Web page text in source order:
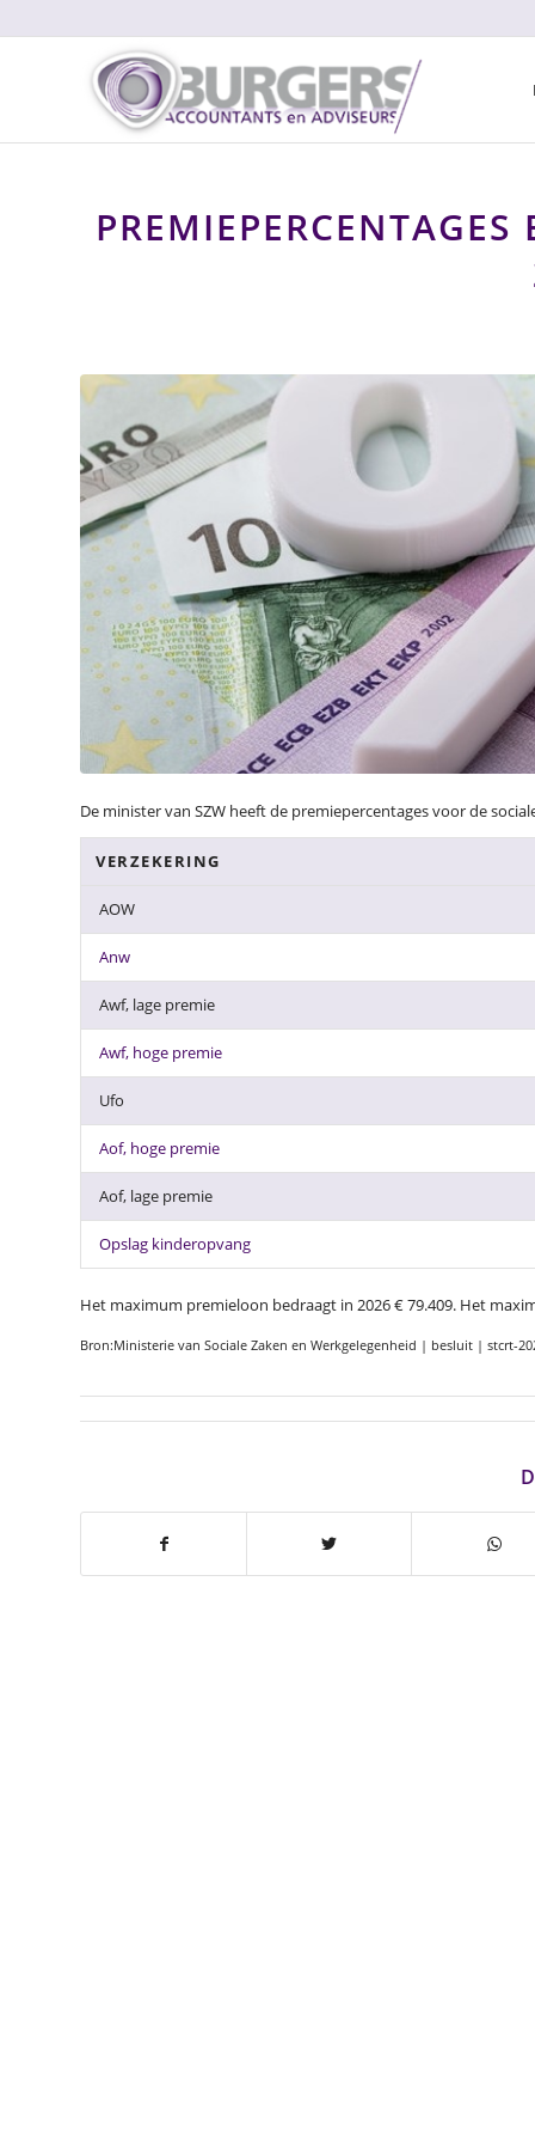
De minister van SZW heeft de premiepercentages voor de
VERZEKERING
AOW
Anw
Awf, lage premie
Awf, hoge premie
Ufo
Aof, hoge premie
Aof, lage premie
Opslag kinderopvang
Het maximum premieloon bedraagt in 2026 € 79.409. Het
Bron:Ministerie van Sociale Zaken en Werkgelegenheid | besluit | stcrt-